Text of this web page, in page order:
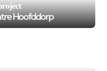
Hoofddorp